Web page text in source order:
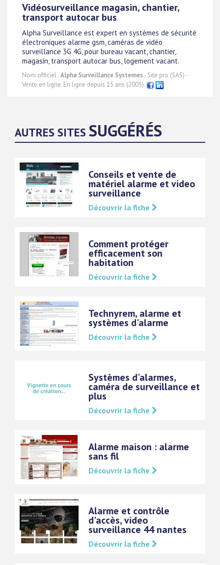
Vidéosurveillance magasin, chantier,
transport autocar bus
Alpha Surveillance est expert en systèmes de sécurité
électroniques alarme gsm, caméras de vidéo
surveillance 3G 4G, pour bureau vacant, chantier,
magasin, transport autocar bus, logement vacant.
Nom officiel :Alpha Surveillance Systemes- Site pro (SAS) -
Vente en ligne. En ligne depuis 15 ans (2005).
AUTRES SITES SUGGÉRÉS
Conseils et vente de
matériel alarme et video
surveillance
Découvrir la fiche
Comment protéger
efficacement son
habitation
Découvrir la fiche
Technyrem, alarme et
systèmes d'alarme
Découvrir la fiche
Systèmes d'alarmes,
caméra de surveillance et
plus
Découvrir la fiche
Alarme maison : alarme
sans fil
Découvrir la fiche
Alarme et contrôle
d'accès, video
surveillance 44 nantes
Découvrir la fiche